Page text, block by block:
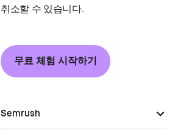
취소할 수 있습니다.
무료 체험 시작하기
Semrush